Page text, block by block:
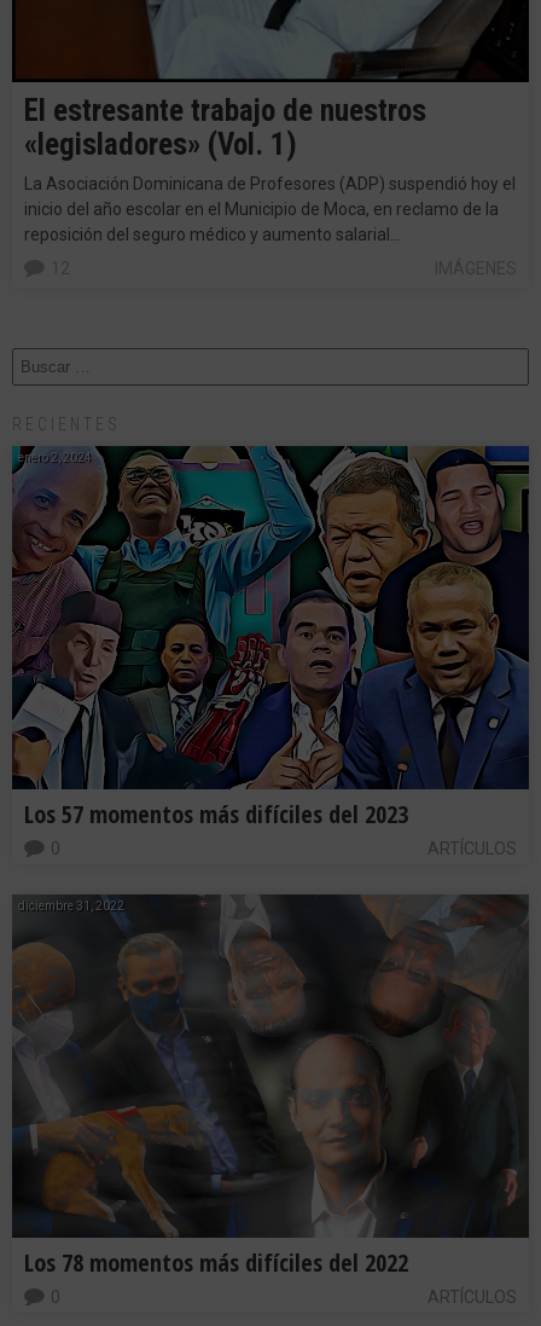
El estresante trabajo de nuestros
«legisladores» (Vol. 1)
La Asociación Dominicana de Profesores (ADP) suspendió hoy el
inicio del año escolar en el Municipio de Moca, en reclamo de la
reposición del seguro médico y aumento salarial…
RECIENTES
enero 2, 2024
Los 57 momentos más difíciles del 2023
ARTÍCULOS
0
diciembre 31, 2022
Los 78 momentos más difíciles del 2022
ARTÍCULOS
0